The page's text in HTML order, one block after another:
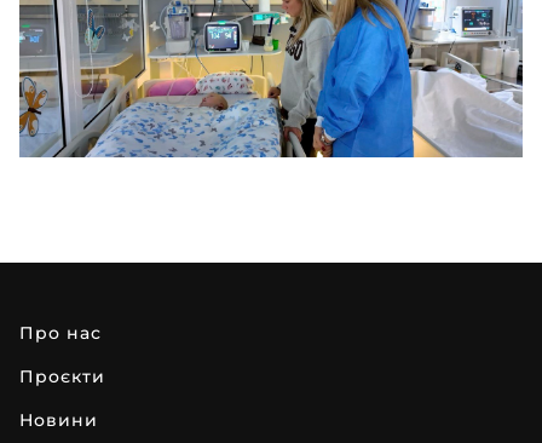
про нас
проєкти
новини